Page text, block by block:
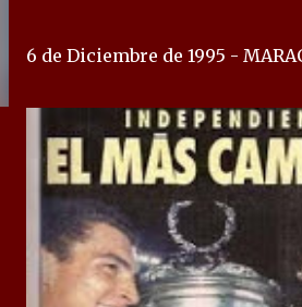
6 de Diciembre de 1995 -